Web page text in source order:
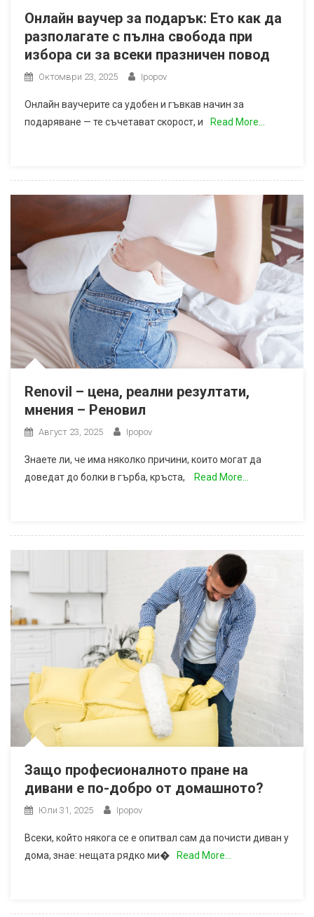
Онлайн ваучер за подарък: Ето как да
разполагате с пълна свобода при
избора си за всеки празничен повод
Октомври 23, 2025 Ipopov
Онлайн ваучерите са удобен и гъвкав начин за
подаряване — те съчетават скорост, и
Read More…
Renovil – цена, реални резултати,
мнения – Реновил
Август 23, 2025 Ipopov
Знаете ли, че има няколко причини, които могат да
доведат до болки в гърба, кръста,
Read More…
Защо професионалното пране на
дивани е по-добро от домашното?
Юли 31, 2025 Ipopov
Всеки, който някога се е опитвал сам да почисти диван у
дома, знае: нещата рядко ми�
Read More…